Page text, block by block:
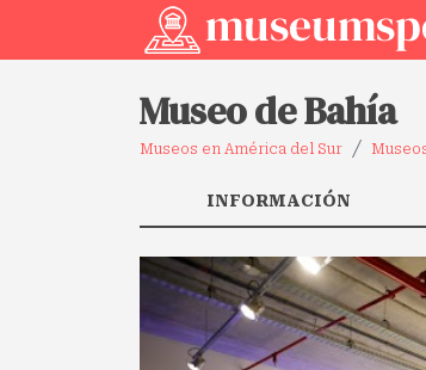
Museo de Bahía
Museos en América del Sur
INFORMACIÓN